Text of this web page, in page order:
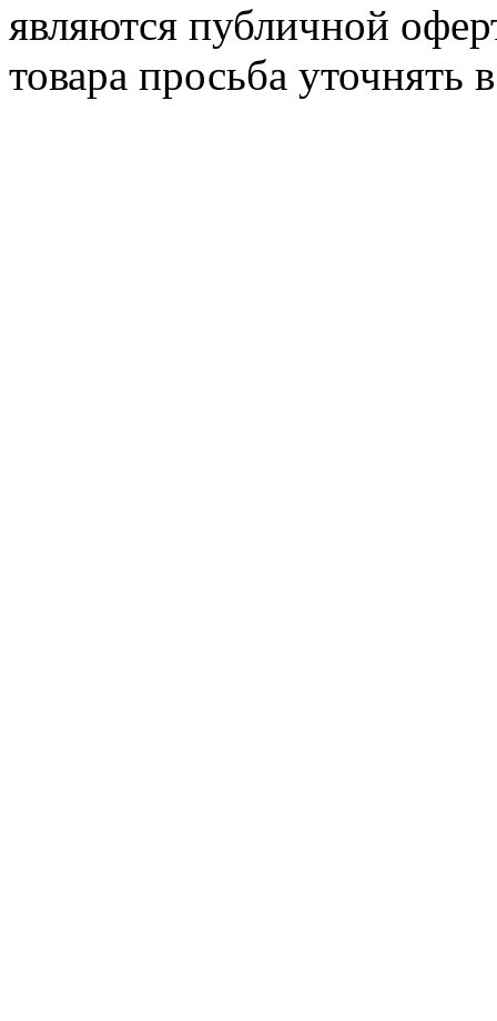
являются публичной
товара просьба уточнять